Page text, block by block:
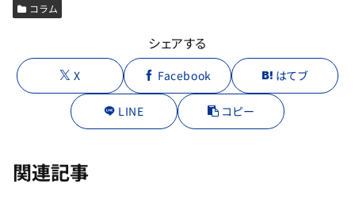
コラム
シェアする
X Facebook はてブ
LINE コピー
関連記事